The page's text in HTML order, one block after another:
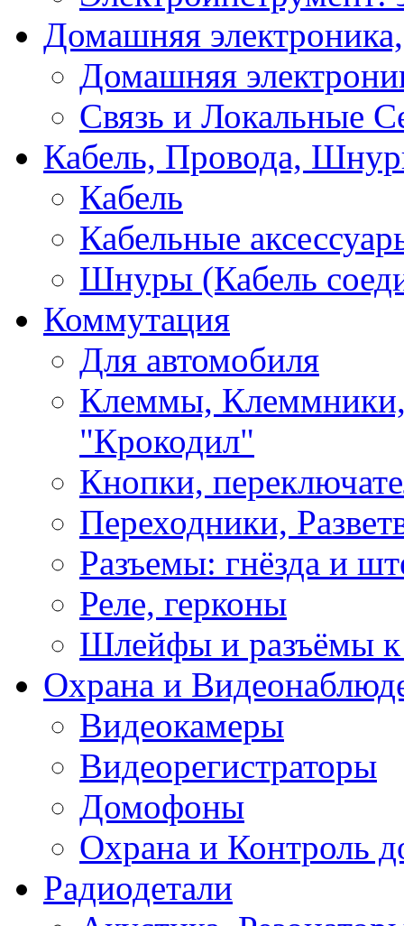
Домашняя
Домашняя
Связь и Локальные
Кабель, Провода,
Кабель
Кабельные
Шнуры (Кабель
Коммутация
Для автомобиля
Клеммы,
"Крокодил"
Кнопки,
Переходники,
Разъемы: гнёзда и
Реле, герконы
Шлейфы и разъёмы
Охрана и
Видеокамеры
Видеорегистраторы
Домофоны
Охрана и Контроль
Радиодетали